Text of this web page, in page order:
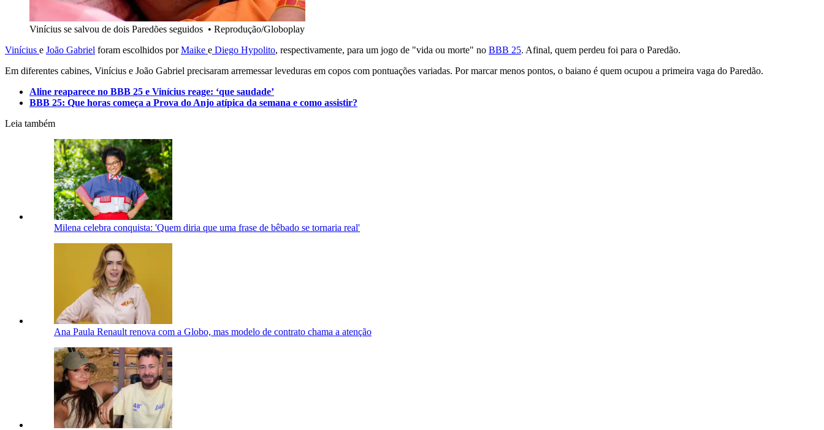
Vinícius se salvou de dois Paredões seguidos • Reprodução/Globoplay
Vinícius e João Gabriel foram escolhidos porMaike e Diego Hypolito, respectivamente, para um jogo de "vida ou morte" no BBB 25. Afinal, quem perdeu foi para o Paredão.
Em diferentes cabines, Vinícius e João Gabriel precisaram arremessar leveduras em copos com pontuações variadas. Por marcar menos pontos, o baiano é quem ocupou a primeira vaga do Paredão.
Aline reaparece no BBB 25 e Vinícius reage: ‘que saudade’
BBB 25: Que horas começa a Prova do Anjo atípica da semana e como assistir?
Leia também
Milena celebra conquista: 'Quem diria que uma frase de bêbado se tornaria real'
Ana Paula Renault renova com a Globo, mas modelo de contrato chama a atenção